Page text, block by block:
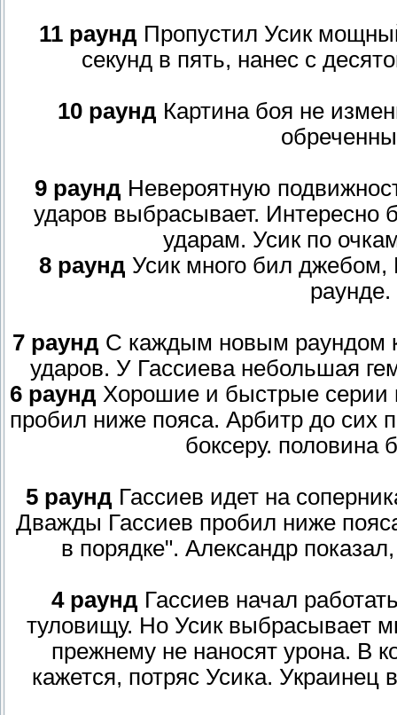
11 раунд Пропустил Усик
секунд в пять, нанес с
10 раунд Картина боя не
9 раунд Невероятную
ударов выбрасывает. Интересно
ударам. Усик по
8 раунд Усик много бил джебом,
7 раунд С каждым новым раундом
ударов. У Гассиева небольшая
6 раунд Хорошие и быстрые серии
пробил ниже пояса. Арбитр до сих
боксеру. половина
5 раунд Гассиев идет на
Дважды Гассиев пробил ниже
в порядке". Александр
4 раунд Гассиев начал
туловищу. Но Усик выбрасывает
прежнему не наносят урона. В
кажется, потряс Усика. Украинец